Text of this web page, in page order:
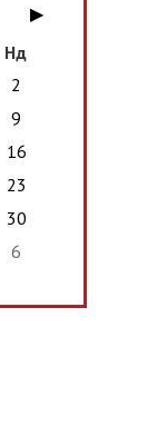
▶
Нд
2
9
16
23
30
6